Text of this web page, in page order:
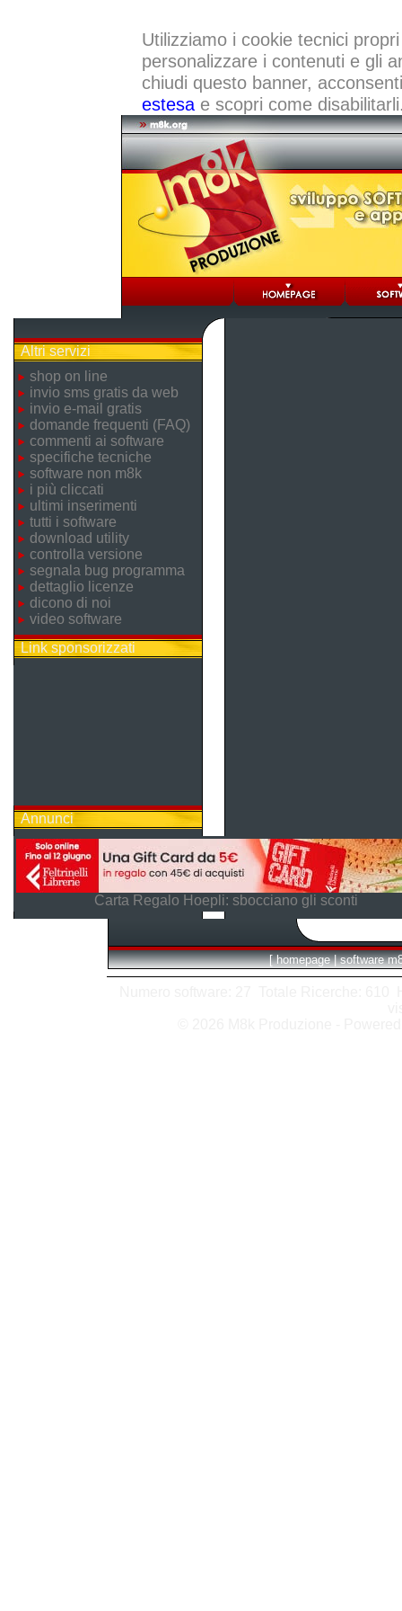
Utilizziamo i cookie tecnici
personalizzare i contenuti e gli
chiudi questo banner,
estesae scopri come
Altri servizi
shop on line
invio sms gratis da web
invio e-mail gratis
domande frequenti (FAQ)
commenti ai software
specifiche tecniche
software non m8k
i più cliccati
ultimi inserimenti
tutti i software
download utility
controlla versione
segnala bug programma
dettaglio licenze
dicono di noi
video software
Link sponsorizzati
Annunci
Carta Regalo Hoepli: sbocciano gli sconti
[ homepage | software